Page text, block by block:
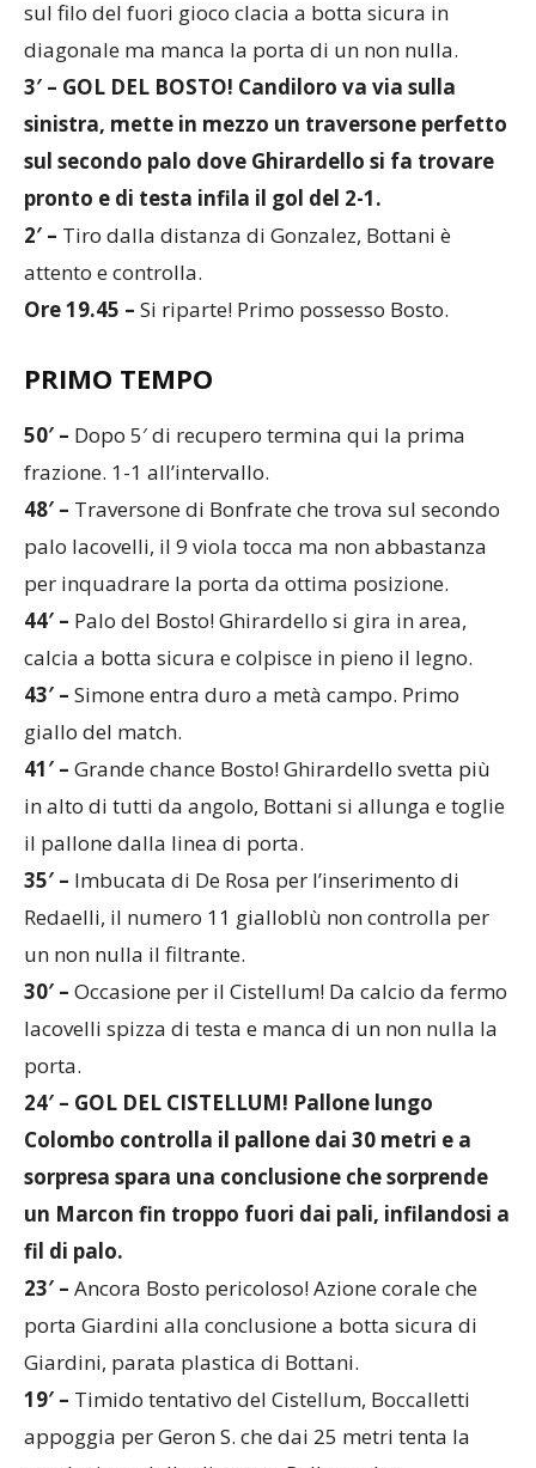
diagonale ma manca la porta di un non nulla.
3′ – GOL DEL BOSTO! Candiloro va via sulla
sinistra, mette in mezzo un traversone perfetto
sul secondo palo dove Ghirardello si fa trovare
pronto e di testa infila il gol del 2-1.
2′ –Tiro dalla distanza di Gonzalez, Bottani è
attento e controlla.
Ore 19.45 –Si riparte! Primo possesso Bosto.
frazione. 1-1 all’intervallo.
48′ –Traversone di Bonfrate che trova sul secondo
palo Iacovelli, il 9 viola tocca ma non abbastanza
per inquadrare la porta da ottima posizione.
44′ –Palo del Bosto! Ghirardello si gira in area,
calcia a botta sicura e colpisce in pieno il legno.
43′ –Simone entra duro a metà campo. Primo
giallo del match.
41′ –Grande chance Bosto! Ghirardello svetta più
in alto di tutti da angolo, Bottani si allunga e toglie
il pallone dalla linea di porta.
35′ –Imbucata di De Rosa per l’inserimento di
Redaelli, il numero 11 gialloblù non controlla per
un non nulla il filtrante.
30′ –Occasione per il Cistellum! Da calcio da fermo
Iacovelli spizza di testa e manca di un non nulla la
porta.
24′ – GOL DEL CISTELLUM! Pallone lungo
Colombo controlla il pallone dai 30 metri e a
sorpresa spara una conclusione che sorprende
un Marcon fin troppo fuori dai pali, infilandosi a
fil di palo.
23′ – Ancora Bosto pericoloso! Azione corale che
porta Giardini alla conclusione a botta sicura di
Giardini, parata plastica di Bottani.
19′ –Timido tentativo del Cistellum, Boccalletti
appoggia per Geron S. che dai 25 metri tenta la
conclusione dalla distanza. Pallone alto.